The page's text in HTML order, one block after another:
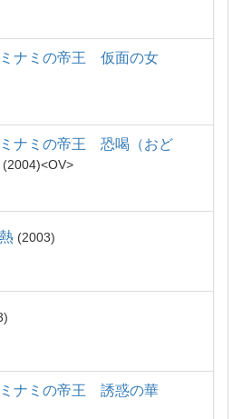
ナミの帝王 仮面の女
ナミの帝王 恐喝（おど
2004
OV
2003
ナミの帝王 誘惑の華